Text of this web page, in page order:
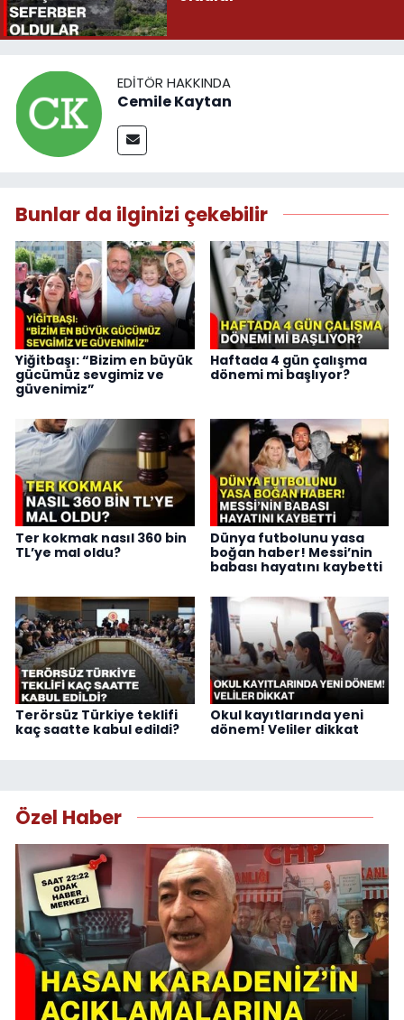
EDITÖR HAKKINDA
Cemile Kaytan
Bunlar da ilginizi çekebilir
Yiğitbaşı: “Bizim en büyük
gücümüz sevgimiz ve
güvenimiz”
Haftada 4 gün çalışma
dönemi mi başlıyor?
Ter kokmak nasıl 360 bin
TL’ye mal oldu?
Dünya futbolunu yasa
boğan haber! Messi’nin
babası hayatını kaybetti
Terörsüz Türkiye teklifi
kaç saatte kabul edildi?
Okul kayıtlarında yeni
dönem! Veliler dikkat
Özel Haber